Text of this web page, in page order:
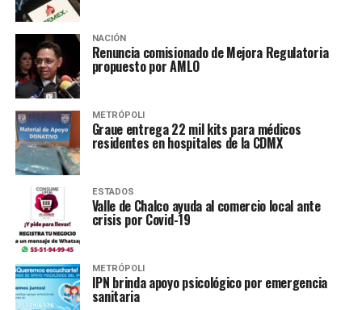
NACIÓN
Renuncia comisionado de Mejora Regulatoria
propuesto por AMLO
METRÓPOLI
Graue entrega 22 mil kits para médicos
residentes en hospitales de la CDMX
ESTADOS
Valle de Chalco ayuda al comercio local ante
crisis por Covid-19
METRÓPOLI
IPN brinda apoyo psicológico por emergencia
sanitaria